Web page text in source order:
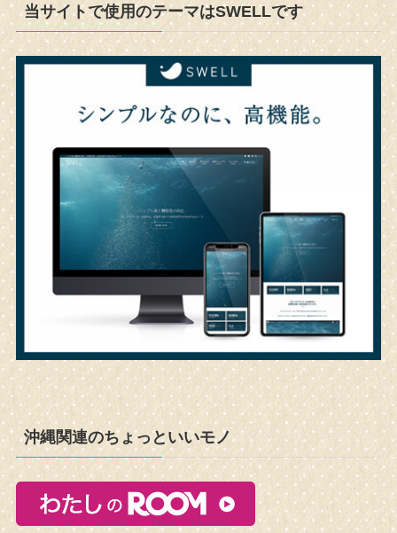
当サイトで使用のテーマはSWELLです
沖縄関連のちょっといいモノ